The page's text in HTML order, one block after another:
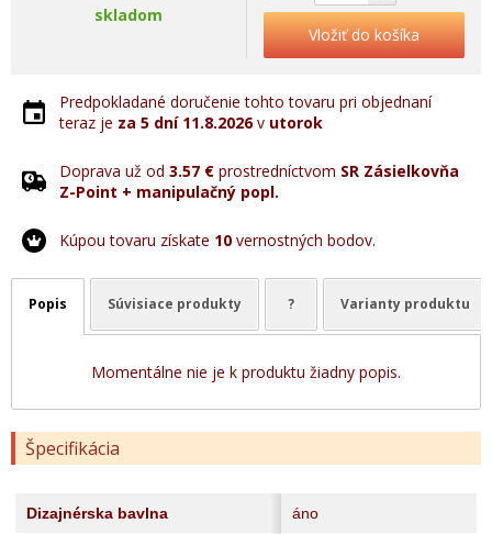
skladom
Vložiť do košíka
Predpokladané doručenie tohto tovaru pri objednaní
teraz je za 5 dní 11.8.2026v utorok
Doprava už od 3.57 € prostredníctvom SR Zásielkovňa
Z-Point + manipulačný popl.
Kúpou tovaru získate 10 vernostných bodov.
Popis Súvisiace produkty ? Varianty produktu
Momentálne nie je k produktu žiadny popis.
Špecifikácia
Dizajnérska bavlna áno